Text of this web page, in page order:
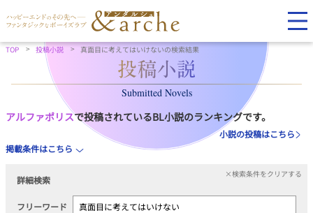
TOP 投稿小説 真面目に考えてはいけないの検索結果
Submitted Novels
アルファポリスで投稿されているBL小説のランキングです。
小説の投稿はこちら
掲載条件はこちら
詳細検索
×検索条件をクリアする
フリーワード